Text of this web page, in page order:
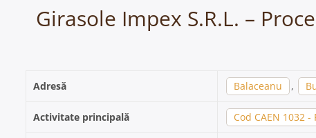
Girasole Impex S.R.L. –
Adresă Balaceanu ,
Activitate principală Cod CAEN 1032